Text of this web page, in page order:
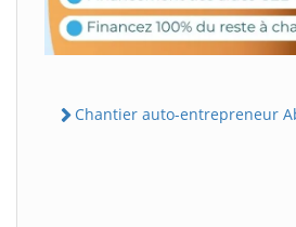
Chantier auto-entrepreneur